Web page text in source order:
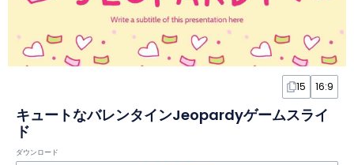
15 16:9
キュートなバレンタインJeopardyゲームスライ
ド
ダウンロード